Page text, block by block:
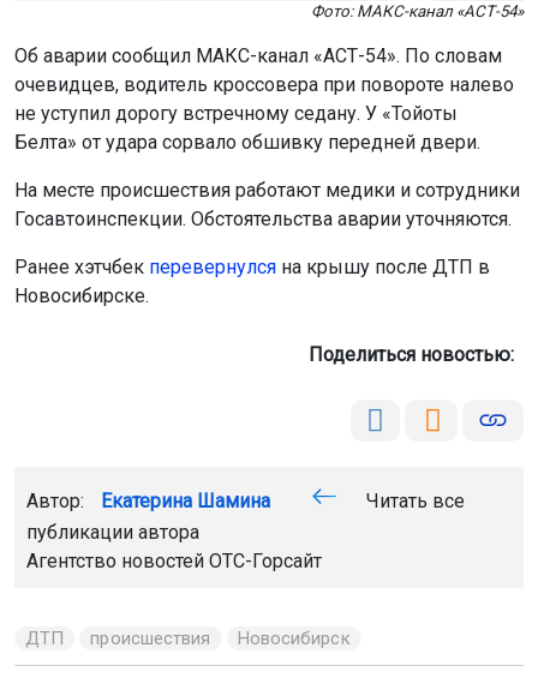
Фото: МАКС-канал «АСТ-54»
Об аварии сообщил МАКС-канал «АСТ-54». По словам
очевидцев, водитель кроссовера при повороте налево
не уступил дорогу встречному седану. У «Тойоты
Белта» от удара сорвало обшивку передней двери.
На месте происшествия работают медики и сотрудники
Госавтоинспекции. Обстоятельства аварии уточняются.
Ранее хэтчбек перевернулся на крышу после ДТП в
Новосибирске.
Поделиться новостью:
Автор: Екатерина Шамина
Читать все
публикации автора
Агентство новостей ОТС-Горсайт
ДТП происшествия Новосибирск